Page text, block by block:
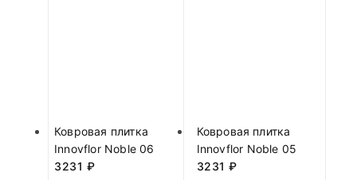
Ковровая плитка
Innovflor Noble 06
3231 ₽
Ковровая плитка
Innovflor Noble 05
3231 ₽